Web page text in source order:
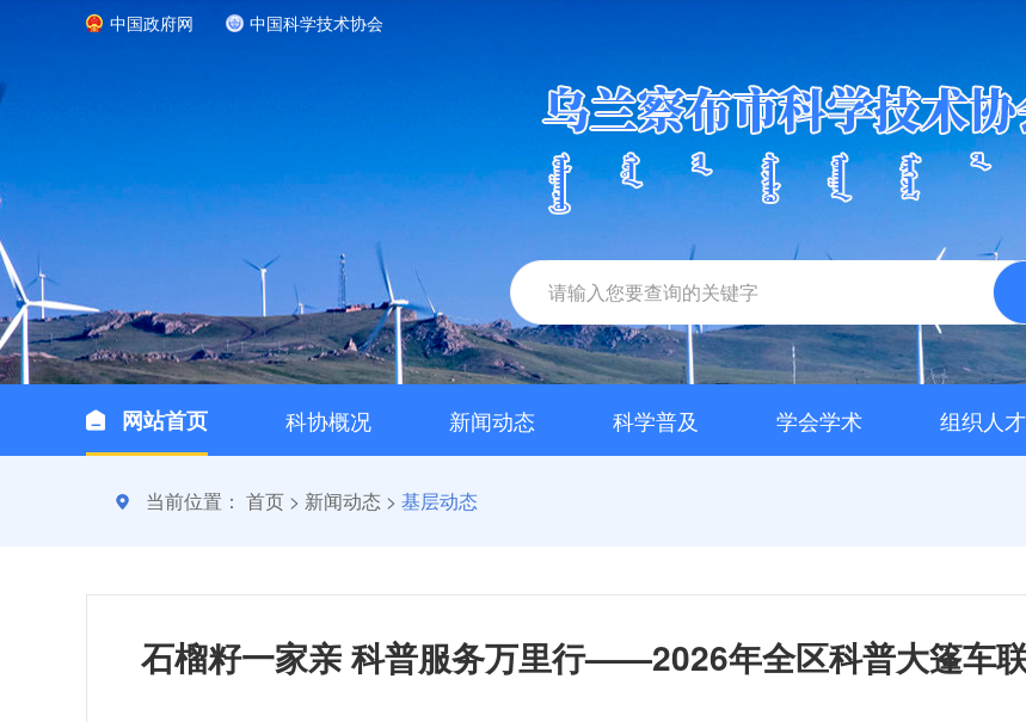
中国政府网 中国科学技术协会
网站首页 科协概况 新闻动态 科学普及 学会学术 组织人才
当前位置： 首页 > 新闻动态 > 基层动态
石榴籽一家亲 科普服务万里行——2026年全区科普大篷车